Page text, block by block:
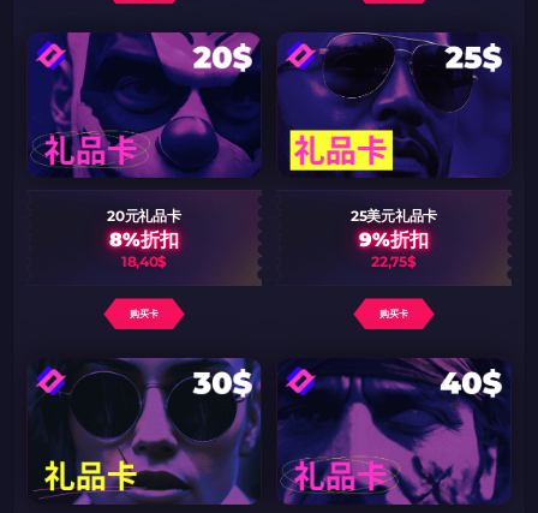
20元礼品卡
8%折扣
18,40$
购买卡
25美元礼品卡
9%折扣
22,75$
购买卡